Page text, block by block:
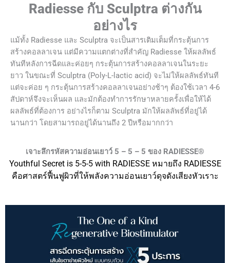
Radiesse กับ Sculptra ต่างกัน
อย่างไร
แม้ทั้ง Radiesse และ Sculptra จะเป็นสารเติมเต็มที่กระตุ้นการ
สร้างคอลลาเจน แต่มีความแตกต่างที่สำคัญ Radiesse ให้ผลลัพธ์
ทันทีหลังการฉีดและค่อยๆ กระตุ้นการสร้างคอลลาเจนในระยะ
ยาว ในขณะที่ Sculptra (Poly-L-lactic acid) จะไม่ให้ผลลัพธ์ทันที
แต่จะค่อย ๆ กระตุ้นการสร้างคอลลาเจนอย่างช้าๆ ต้องใช้เวลา 4-6
สัปดาห์จึงจะเห็นผล และมักต้องทำการรักษาหลายครั้งเพื่อให้ได้
ผลลัพธ์ที่ต้องการ อย่างไรก็ตาม Sculptra มักให้ผลลัพธ์ที่อยู่ได้
นานกว่า โดยสามารถอยู่ได้นานถึง 2 ปีหรือมากกว่า
เจาะลึกรหัสความอ่อนเยาว์ 5 – 5 – 5 ของ RADIESSE®
Youthful Secret is 5-5-5 with RADIESSE หมายถึง RADIESSE
คือศาสตร์ฟื้นฟูผิวที่ให้พลังความอ่อนเยาว์ดุจดังเสียงหัวเราะ